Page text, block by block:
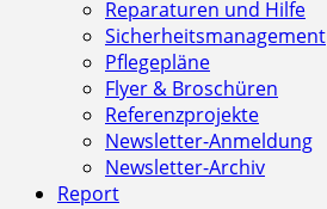
Reparaturen und Hilfe
Sicherheitsmanagement
Pflegepläne
Flyer & Broschüren
Referenzprojekte
Newsletter-Anmeldung
Newsletter-Archiv
Report